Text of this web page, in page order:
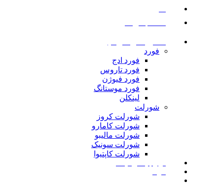
فورد
فورد ادج
فورد تاروس
فورد فیوژن
فورد موستانگ
لینکلن
شورلت
شورلت کروز
شورلت کامارو
شورلت مالیبو
شورلت سونیک
شورلت کاپتیوا